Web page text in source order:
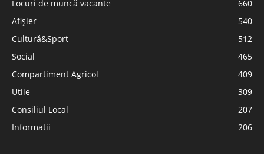
Locuri de muncă vacante
660
Afișier
540
Cultură&Sport
512
Social
465
Compartiment Agricol
409
Utile
309
Consiliul Local
207
Informatii
206